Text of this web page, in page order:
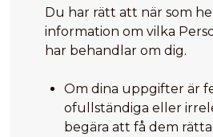
Du har rätt att när som
information om vilka
har behandlar om dig.
Om dina uppgifter är
ofullständiga eller
begära att få dem